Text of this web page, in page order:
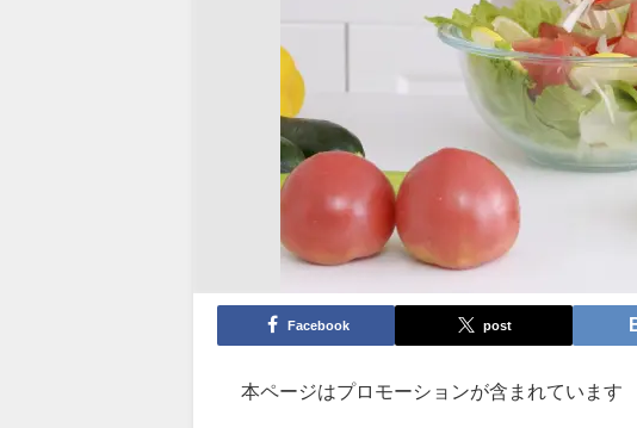
Facebook post
本ページはプロモーションが含まれています